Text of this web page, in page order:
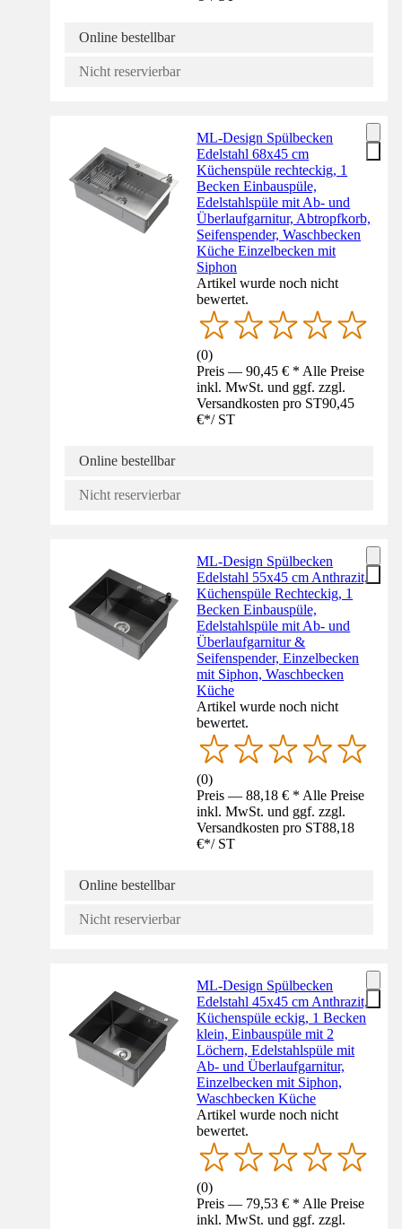
Online bestellbar
Nicht reservierbar
ML-Design Spülbecken
Edelstahl 68x45 cm
Küchenspüle rechteckig, 1
Becken Einbauspüle,
Edelstahlspüle mit Ab- und
Überlaufgarnitur, Abtropfkorb,
Seifenspender, Waschbecken
Küche Einzelbecken mit
Siphon
Artikel wurde noch nicht
bewertet.
(0)
Preis — 90,45 € * Alle Preise
inkl. MwSt. und ggf. zzgl.
Versandkosten pro ST90,45
€*/ ST
Online bestellbar
Nicht reservierbar
ML-Design Spülbecken
Edelstahl 55x45 cm Anthrazit,
Küchenspüle Rechteckig, 1
Becken Einbauspüle,
Edelstahlspüle mit Ab- und
Überlaufgarnitur &
Seifenspender, Einzelbecken
mit Siphon, Waschbecken
Küche
Artikel wurde noch nicht
bewertet.
(0)
Preis — 88,18 € * Alle Preise
inkl. MwSt. und ggf. zzgl.
Versandkosten pro ST88,18
€*/ ST
Online bestellbar
Nicht reservierbar
ML-Design Spülbecken
Edelstahl 45x45 cm Anthrazit,
Küchenspüle eckig, 1 Becken
klein, Einbauspüle mit 2
Löchern, Edelstahlspüle mit
Ab- und Überlaufgarnitur,
Einzelbecken mit Siphon,
Waschbecken Küche
Artikel wurde noch nicht
bewertet.
(0)
Preis — 79,53 € * Alle Preise
inkl. MwSt. und ggf. zzgl.